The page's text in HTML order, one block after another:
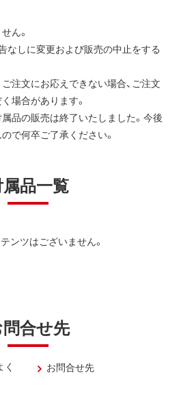
ん。
なしに変更および販売の中止をする
注文にお応えできない場合、ご注文
場合があります。
品の販売は終了いたしました。今後
で何卒ご了承ください。
品一覧
ンツはございません。
合せ先
お問合せ先